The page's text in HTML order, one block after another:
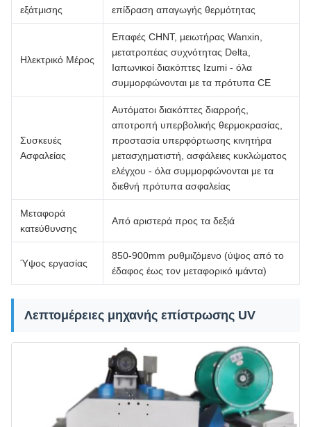
εξάτμισης
επίδραση απαγωγής θερμότητας
Ηλεκτρικό Μέρος
Επαφές CHNT, μειωτήρας Wanxin,
μετατροπέας συχνότητας Delta,
Ιαπωνικοί διακόπτες Izumi - όλα
συμμορφώνονται με τα πρότυπα CE
Συσκευές
Ασφαλείας
Αυτόματοι διακόπτες διαρροής,
αποτροπή υπερβολικής θερμοκρασίας,
προστασία υπερφόρτωσης κινητήρα
μετασχηματιστή, ασφάλειες κυκλώματος
ελέγχου - όλα συμμορφώνονται με τα
διεθνή πρότυπα ασφαλείας
Μεταφορά
κατεύθυνσης
Από αριστερά προς τα δεξιά
Ύψος εργασίας
850-900mm ρυθμιζόμενο (ύψος από το
έδαφος έως τον μεταφορικό ιμάντα)
Λεπτομέρειες μηχανής επίστρωσης UV